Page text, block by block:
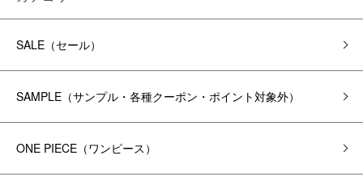
SALE（セール）
SAMPLE（サンプル・各種クーポン・ポイント対象外）
ONE PIECE（ワンピース）